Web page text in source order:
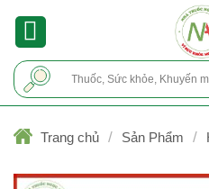
Trang chủ / Sản Phẩm /